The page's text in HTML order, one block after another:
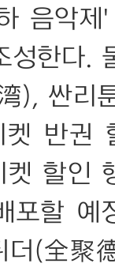
음악
한다.
), 싼
반권
켓 할인
포할 예
더(全